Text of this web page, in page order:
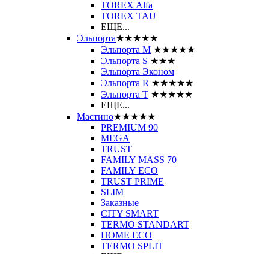
TOREX Alfa
TOREX TAU
ЕЩЕ...
Эльпорта★★★★★
Эльпорта M ★★★★★
Эльпорта S ★★★
Эльпорта Эконом
Эльпорта R ★★★★★
Эльпорта Т ★★★★★
ЕЩЕ...
Мастино★★★★★
PREMIUM 90
MEGA
TRUST
FAMILY MASS 70
FAMILY ECO
TRUST PRIME
SLIM
Заказные
CITY SMART
TERMO STANDART
HOME ECO
ТЕRМО SPLIT